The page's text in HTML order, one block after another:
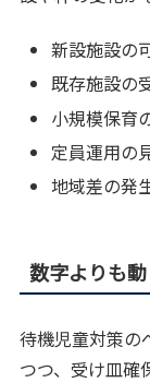
新設施設の
既存施設の
小規模保育
定員運用の
地域差の発
数字よりも
待機児童対策の
つつ、受け皿確